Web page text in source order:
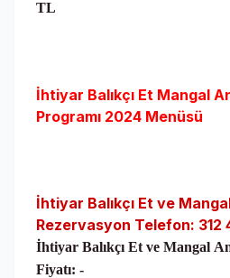
TL
İhtiyar Balıkçı Et Mangal
Programı 2024 Menüsü
İhtiyar Balıkçı Et ve
Rezervasyon Telefon: 312
İhtiyar Balıkçı Et ve Mangal
Fiyatı: -